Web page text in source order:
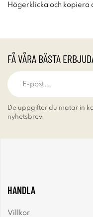
Högerklicka och kopiera
FÅ VÅRA BÄSTA
De uppgifter du matar in
nyhetsbrev.
HANDLA
Villkor